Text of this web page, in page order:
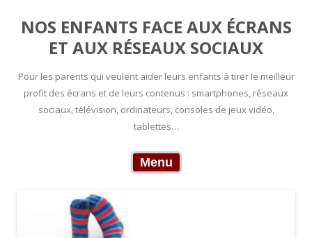
NOS ENFANTS FACE AUX ÉCRANS
ET AUX RÉSEAUX SOCIAUX
Pour les parents qui veulent aider leurs enfants à tirer le meilleur
profit des écrans et de leurs contenus : smartphones, réseaux
sociaux, télévision, ordinateurs, consoles de jeux vidéo,
tablettes…
Menu